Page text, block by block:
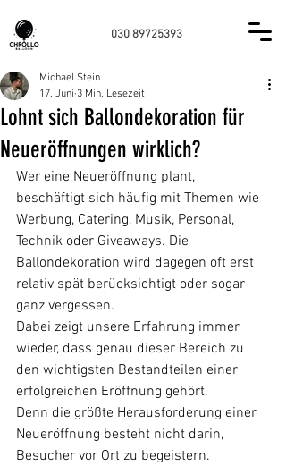
030 89725393
Lohnt sich Ballondekoration für
Neueröffnungen wirklich?
Michael Stein
17. Juni 3 Min. Lesezeit
Wer eine Neueröffnung plant,
beschäftigt sich häufig mit Themen wie
Werbung, Catering, Musik, Personal,
Technik oder Giveaways. Die
Ballondekoration wird dagegen oft erst
relativ spät berücksichtigt oder sogar
ganz vergessen.
Dabei zeigt unsere Erfahrung immer
wieder, dass genau dieser Bereich zu
den wichtigsten Bestandteilen einer
erfolgreichen Eröffnung gehört.
Denn die größte Herausforderung einer
Neueröffnung besteht nicht darin,
Besucher vor Ort zu begeistern.